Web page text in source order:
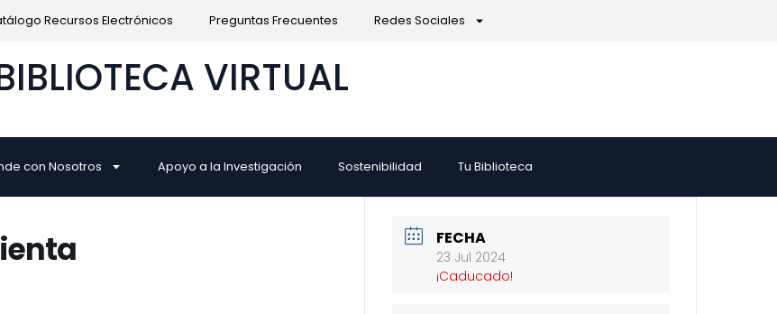
Recursos Electrónicos Preguntas Frecuentes Redes Sociales
VIRTUAL
con Nosotros Apoyo a la Investigación Sostenibilidad Tu Biblioteca
FECHA
23 Jul 2024
¡Caducado!